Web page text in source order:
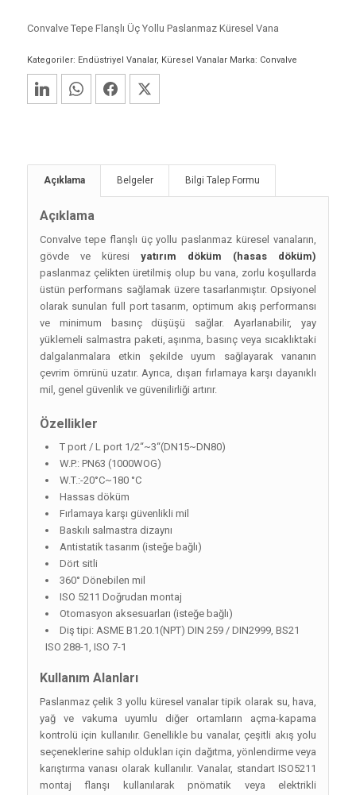
Convalve Tepe Flanşlı Üç Yollu Paslanmaz Küresel Vana
Kategoriler: Endüstriyel Vanalar, Küresel Vanalar Marka: Convalve
LinkedIn WhatsAppFacebook
Açıklama Belgeler Bilgi Talep Formu
Açıklama
Convalve tepe flanşlı üç yollu paslanmaz küresel vanaların,
gövde ve küresi yatırım döküm (hasas döküm)
paslanmaz çelikten üretilmiş olup bu vana, zorlu koşullarda
üstün performans sağlamak üzere tasarlanmıştır. Opsiyonel
olarak sunulan full port tasarım, optimum akış performansı
ve minimum basınç düşüşü sağlar. Ayarlanabilir, yay
yüklemeli salmastra paketi, aşınma, basınç veya sıcaklıktaki
dalgalanmalara etkin şekilde uyum sağlayarak vananın
çevrim ömrünü uzatır. Ayrıca, dışarı fırlamaya karşı dayanıklı
mil, genel güvenlik ve güvenilirliği artırır.
Özellikler
T port / L port 1/2“~3“(DN15~DN80)
W.P.: PN63 (1000WOG)
W.T.:-20°C~180 °C
Hassas döküm
Fırlamaya karşı güvenlikli mil
Baskılı salmastra dizaynı
Antistatik tasarım (isteğe bağlı)
Dört sitli
360° Dönebilen mil
ISO 5211 Doğrudan montaj
Otomasyon aksesuarları (isteğe bağlı)
Diş tipi: ASME B1.20.1(NPT) DIN 259 / DIN2999, BS21
ISO 288-1, ISO 7-1
Kullanım Alanları
Paslanmaz çelik 3 yollu küresel vanalar tipik olarak su, hava,
yağ ve vakuma uyumlu diğer ortamların açma-kapama
kontrolü için kullanılır. Genellikle bu vanalar, çeşitli akış yolu
seçeneklerine sahip oldukları için dağıtma, yönlendirme veya
karıştırma vanası olarak kullanılır. Vanalar, standart ISO5211
montaj flanşı kullanılarak pnömatik veya elektrikli